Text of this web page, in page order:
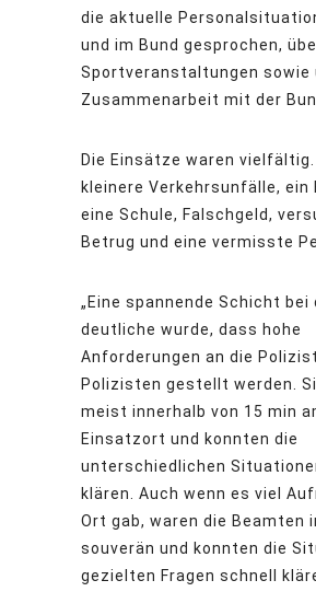
die aktuelle
und im Bund gesprochen,
Sportveranstaltungen sowie
Zusammenarbeit mit der
Die Einsätze waren vielfältig.
kleinere Verkehrsunfälle, ein
eine Schule, Falschgeld,
Betrug und eine vermisste
„Eine spannende Schicht bei
deutliche wurde, dass hohe
Anforderungen an die
Polizisten gestellt werden.
meist innerhalb von 15 min
Einsatzort und konnten die
unterschiedlichen
klären. Auch wenn es viel
Ort gab, waren die Beamten
souverän und konnten die
gezielten Fragen schnell